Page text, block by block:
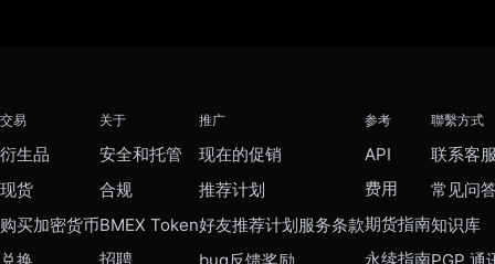
交易
衍生品
现货
购买加密货币
关于
安全和托管
合规
BMEX Token
招聘
推广
现在的促销
推荐计划
好友推荐计划服务条款
参考
API
费用
期货指南
永续指南
聯繫方式
联系客
常见问
知识库